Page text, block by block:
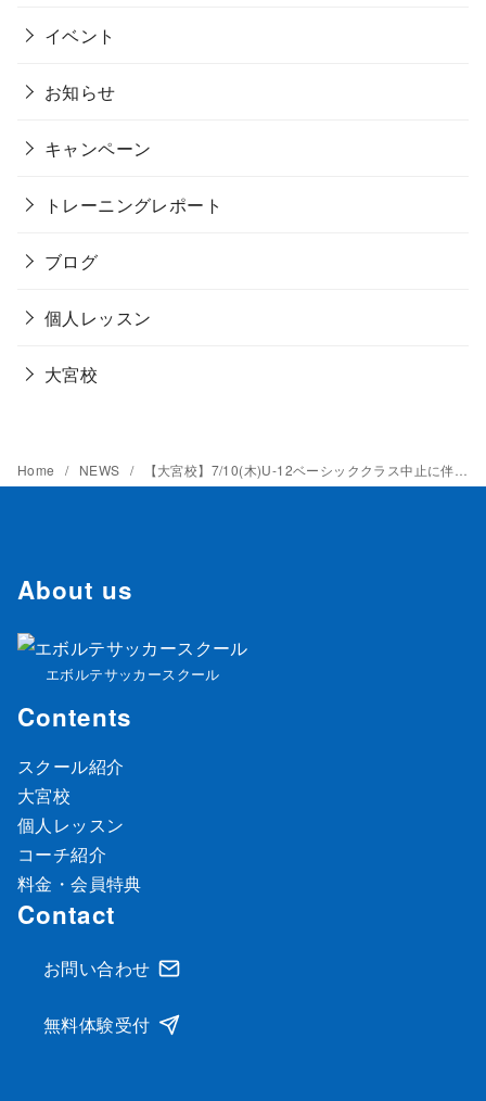
イベント
お知らせ
キャンペーン
トレーニングレポート
ブログ
個人レッスン
大宮校
Home NEWS 【大宮校】7/10(木)U-12ベーシッククラス中止に伴う7/31(木)に振替開催について
About us
エボルテサッカースクール
Contents
スクール紹介
大宮校
個人レッスン
コーチ紹介
料金・会員特典
Contact
お問い合わせ
無料体験受付